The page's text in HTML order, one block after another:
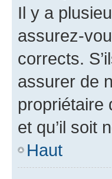
Il y a
assurez-
corrects.
assurer de
propriétaire
et qu’il soit
Haut